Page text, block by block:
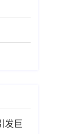
发巨